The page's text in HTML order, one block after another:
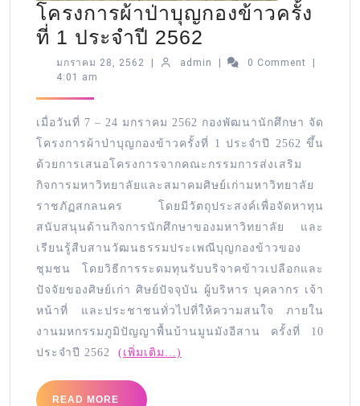
โครงการผ้าป่าบุญกองข้าวครั้ง
ที่ 1 ประจำปี 2562
มกราคม 28, 2562 | admin | 0 Comment
|
4:01 am
เมื่อวันที่ 7 – 24 มกราคม 2562 กองพัฒนานักศึกษา จัด
โครงการผ้าป่าบุญกองข้าวครั้งที่ 1 ประจำปี 2562 ขึ้น
ด้วยการเสนอโครงการจากคณะกรรมการส่งเสริม
กิจการมหาวิทยาลัยและสมาคมศิษย์เก่ามหาวิทยาลัย
ราชภัฏสกลนคร โดยมีวัตถุประสงค์เพื่อจัดหาทุน
สนับสนุนด้านกิจการนักศึกษาของมหาวิทยาลัย และ
เรียนรู้สืบสานวัฒนธรรมประเพณีบุญกองข้าวของ
ชุมชน โดยวิธีการระดมทุนรับบริจาคข้าวเปลือกและ
ปัจจัยของศิษย์เก่า ศิษย์ปัจจุบัน ผู้บริหาร บุคลากร เจ้า
หน้าที่ และประชาชนทั่วไปที่ให้ความสนใจ ภายใน
งานมหกรรมภูมิปัญญาพื้นบ้านมูนมังอีสาน ครั้งที่ 10
ประจำปี 2562 (เพิ่มเติม…)
READ MORE